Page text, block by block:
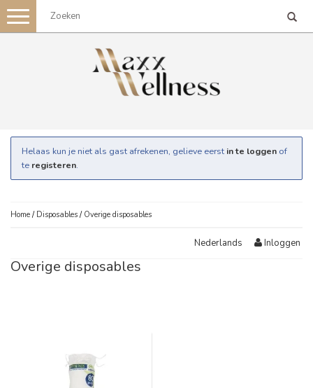
Toggle
navigation
Helaas kun je niet als gast afrekenen, gelieve eerst in te loggen of
te registeren.
Home / Disposables / Overige disposables
Nederlands Inloggen
Overige disposables